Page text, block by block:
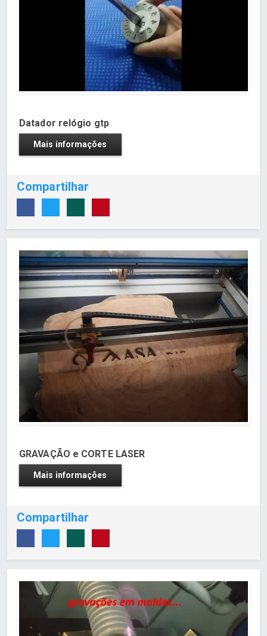
Datador relógio gtp
Mais informações
Compartilhar
GRAVAÇÃO e CORTE LASER
Mais informações
Compartilhar